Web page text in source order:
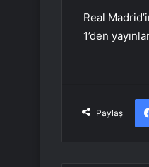
Real
1’den
Paylaş